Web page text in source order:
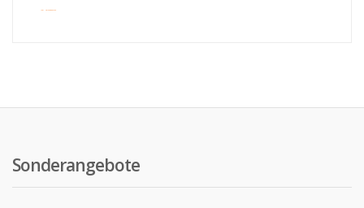
inkl. Versandkosten
Sonderangebote